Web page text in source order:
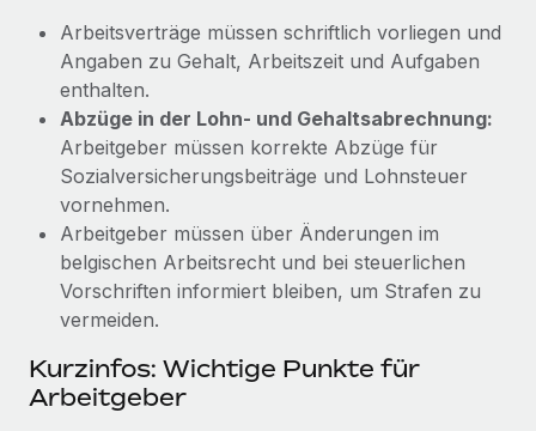
Arbeitsverträge müssen schriftlich vorliegen und
Angaben zu Gehalt, Arbeitszeit und Aufgaben
enthalten.
Abzüge in der Lohn- und Gehaltsabrechnung:
Arbeitgeber müssen korrekte Abzüge für
Sozialversicherungsbeiträge und Lohnsteuer
vornehmen.
Arbeitgeber müssen über Änderungen im
belgischen Arbeitsrecht und bei steuerlichen
Vorschriften informiert bleiben, um Strafen zu
vermeiden.
Kurzinfos: Wichtige Punkte für
Arbeitgeber